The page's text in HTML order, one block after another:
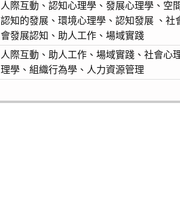
人際互動、認知心理學、發展心理學、空
認知的發展、環境心理學、認知發展 、社
會發展認知、助人工作、場域實踐
人際互動、助人工作、場域實踐、社會心
理學、組織行為學、人力資源管理